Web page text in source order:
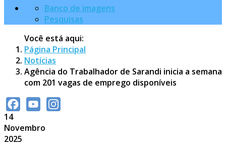
Banco de imagens
Pesquisas
Você está aqui:
Página Principal
Notícias
Agência do Trabalhador de Sarandi inicia a semana
com 201 vagas de emprego disponíveis
Facebook
Channel
14
Novembro
2025